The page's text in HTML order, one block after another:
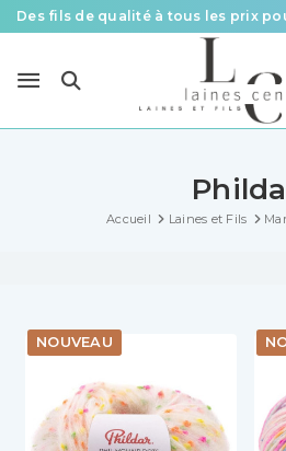
Des fils de qualité à tous les prix
Le spécialiste laines et fils en
Accueil Laines et Fils
NOUVEAU